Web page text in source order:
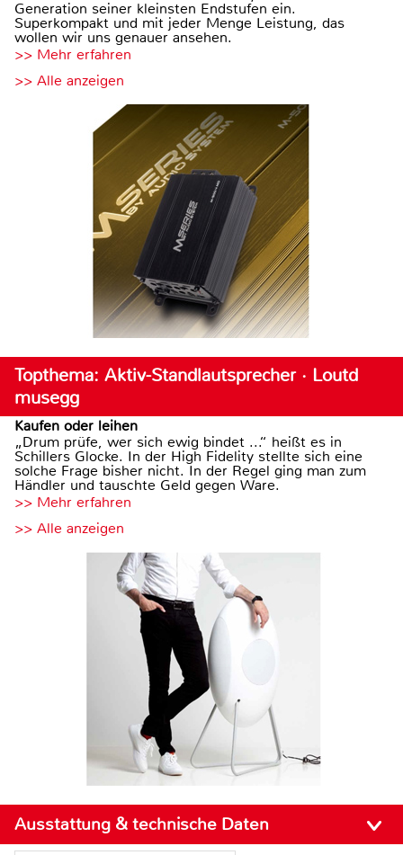
Generation seiner kleinsten Endstufen ein.
Superkompakt und mit jeder Menge Leistung, das
wollen wir uns genauer ansehen.
>> Mehr erfahren
>> Alle anzeigen
Topthema: Aktiv-Standlautsprecher · Loutd
musegg
Kaufen oder leihen
„Drum prüfe, wer sich ewig bindet ...“ heißt es in
Schillers Glocke. In der High Fidelity stellte sich eine
solche Frage bisher nicht. In der Regel ging man zum
Händler und tauschte Geld gegen Ware.
>> Mehr erfahren
>> Alle anzeigen
Ausstattung & technische Daten